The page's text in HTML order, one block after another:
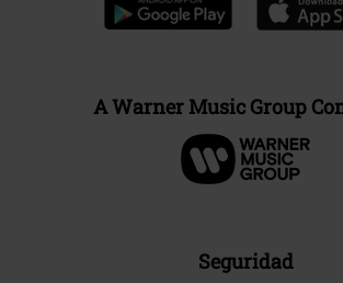
A Warner Music Group
Seguridad